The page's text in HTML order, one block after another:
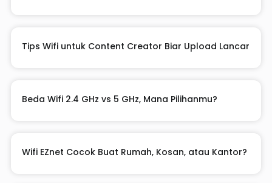
Tips Wifi untuk Content Creator Biar Upload Lancar
Beda Wifi 2.4 GHz vs 5 GHz, Mana Pilihanmu?
Wifi EZnet Cocok Buat Rumah, Kosan, atau Kantor?